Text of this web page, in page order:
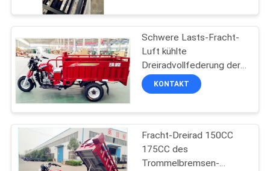
ZITAT
SITEMAP
PRIVACY
POLICY
Schwere Lasts-Fracht-
Luft kühlte
Dreiradvollfederung der
Fracht-200CC ab
KONTAKT
Fracht-Dreirad 150CC
175CC des
Trommelbremsen-